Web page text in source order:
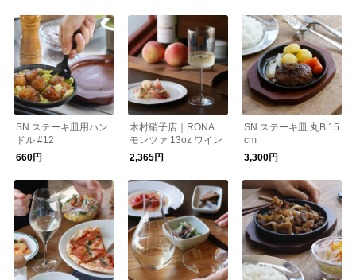
SN ステーキ皿用ハン
ドル #12
660円
木村硝子店｜RONA
モンツァ 13oz ワイン
2,365円
SN ステーキ皿 丸B 15
cm
3,300円